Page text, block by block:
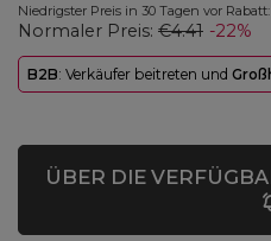
Niedrigster Preis in 30 Tagen vor Rabatt:
Normaler Preis: €4.41 -22%
B2B: Verkäufer beitreten und
ÜBER DIE